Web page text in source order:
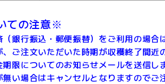
ての注意※
銀行振込・郵便振替）をご利用の場
ご注文いただいた時期が収穫終了間近
限についてのお知らせメールを送信
い場合はキャンセルとなりますのでご